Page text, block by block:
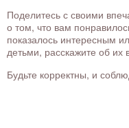
Поделитесь с своими
о том, что вам
показалось интересным
детьми, расскажите об их
Будьте корректны, и